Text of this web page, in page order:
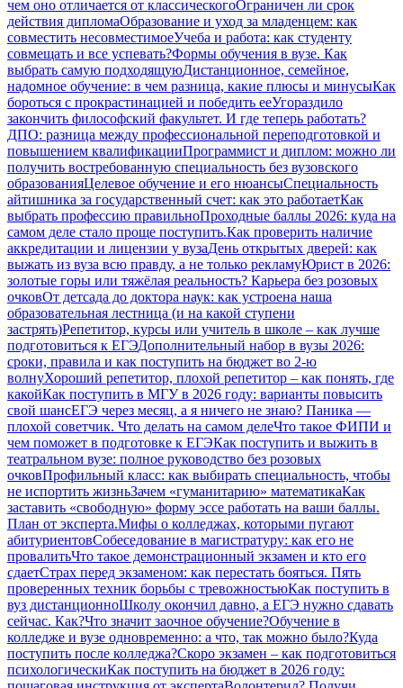
чем оно отличается от классическогоОграничен ли срок
действия дипломаОбразование и уход за младенцем: как
совместить несовместимоеУчеба и работа: как студенту
совмещать и все успевать?Формы обучения в вузе. Как
выбрать самую подходящуюДистанционное, семейное,
надомное обучение: в чем разница, какие плюсы и минусыКак
бороться с прокрастинацией и победить ееУгораздило
закончить философский факультет. И где теперь работать?
ДПО: разница между профессиональной переподготовкой и
повышением квалификацииПрограммист и диплом: можно ли
получить востребованную специальность без вузовского
образованияЦелевое обучение и его нюансыСпециальность
айтишника за государственный счет: как это работаетКак
выбрать профессию правильноПроходные баллы 2026: куда на
самом деле стало проще поступить.Как проверить наличие
аккредитации и лицензии у вузаДень открытых дверей: как
выжать из вуза всю правду, а не только рекламуЮрист в 2026:
золотые горы или тяжёлая реальность? Карьера без розовых
очковОт детсада до доктора наук: как устроена наша
образовательная лестница (и на какой ступени
застрять)Репетитор, курсы или учитель в школе – как лучше
подготовиться к ЕГЭДополнительный набор в вузы 2026:
сроки, правила и как поступить на бюджет во 2‑ю
волнуХороший репетитор, плохой репетитор – как понять, где
какойКак поступить в МГУ в 2026 году: варианты повысить
свой шансЕГЭ через месяц, а я ничего не знаю? Паника —
плохой советчик. Что делать на самом делеЧто такое ФИПИ и
чем поможет в подготовке к ЕГЭКак поступить и выжить в
театральном вузе: полное руководство без розовых
очковПрофильный класс: как выбирать специальность, чтобы
не испортить жизньЗачем «гуманитарию» математикаКак
заставить «свободную» форму эссе работать на ваши баллы.
План от эксперта.Мифы о колледжах, которыми пугают
абитуриентовСобеседование в магистратуру: как его не
провалитьЧто такое демонстрационный экзамен и кто его
сдаетСтрах перед экзаменом: как перестать бояться. Пять
проверенных техник борьбы с тревожностьюКак поступить в
вуз дистанционноШколу окончил давно, а ЕГЭ нужно сдавать
сейчас. Как?Что значит заочное обучение?Обучение в
колледже и вузе одновременно: а что, так можно было?Куда
поступить после колледжа?Скоро экзамен – как подготовиться
психологическиКак поступить на бюджет в 2026 году: